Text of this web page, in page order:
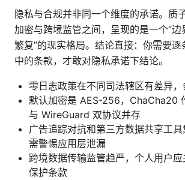
隐私与合规并非同一个维度的承诺。质
加密与跨境监管之间，呈现的是一个“边
繁复”的现实格局。结论直接：你需要逐
中的条款，才敢对隐私承诺下结论。
零日志政策在不同司法辖区有差异
默认加密是 AES-256，ChaCha20
与 WireGuard 双协议并存
广告追踪对抗和第三方数据共享工
需警惕应用层泄漏
跨境数据传输监管趋严，个人用户
保护条款